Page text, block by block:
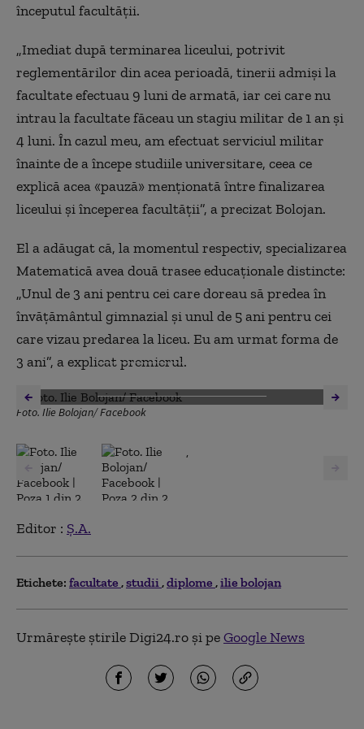
începutul facultății.
„Imediat după terminarea liceului, potrivit
reglementărilor din acea perioadă, tinerii admiși la
facultate efectuau 9 luni de armată, iar cei care nu
intrau la facultate făceau un stagiu militar de 1 an și
4 luni. În cazul meu, am efectuat serviciul militar
înainte de a începe studiile universitare, ceea ce
explică acea «pauză» menționată între finalizarea
liceului și începerea facultății”, a precizat Bolojan.
El a adăugat că, la momentul respectiv, specializarea
Matematică avea două trasee educaționale distincte:
„Unul de 3 ani pentru cei care doreau să predea în
învățământul gimnazial și unul de 5 ani pentru cei
care vizau predarea la liceu. Eu am urmat forma de
3 ani”, a explicat premierul.
Foto. Ilie Bolojan/ Facebook
,
Editor : Ș.A.
Etichete: facultate studii diplome ilie bolojan
Urmărește știrile Digi24.ro și peGoogle News